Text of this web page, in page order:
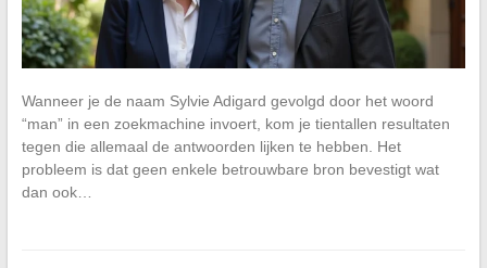
Wanneer je de naam Sylvie Adigard gevolgd door het woord
“man” in een zoekmachine invoert, kom je tientallen resultaten
tegen die allemaal de antwoorden lijken te hebben. Het
probleem is dat geen enkele betrouwbare bron bevestigt wat
dan ook…